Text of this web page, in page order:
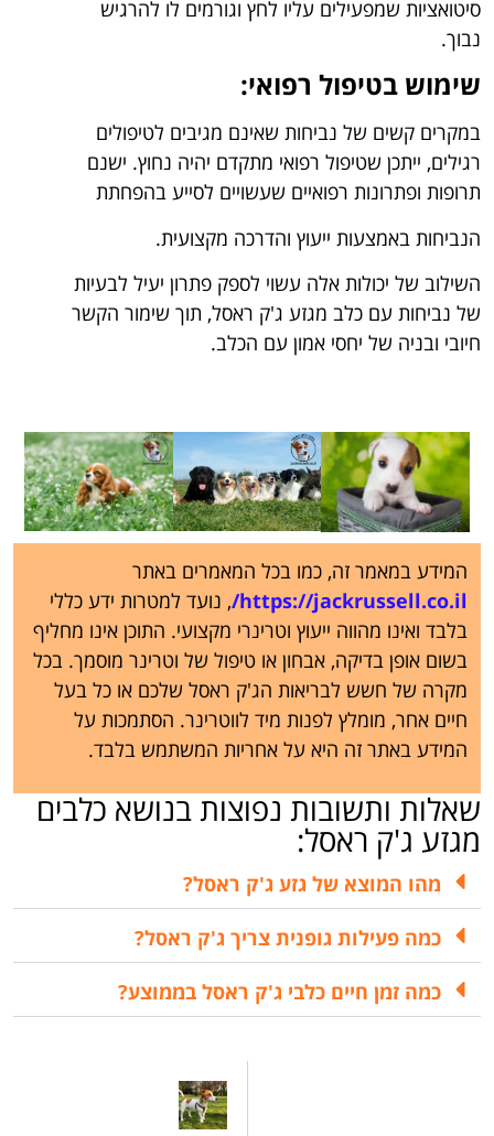
סיטואציות שמפעילים עליו לחץ וגורמים לו להרגיש
נבוך.
שימוש בטיפול רפואי:
במקרים קשים של נביחות שאינם מגיבים לטיפולים
רגילים, ייתכן שטיפול רפואי מתקדם יהיה נחוץ. ישנם
תרופות ופתרונות רפואיים שעשויים לסייע בהפחתת
הנביחות באמצעות ייעוץ והדרכה מקצועית.
השילוב של יכולות אלה עשוי לספק פתרון יעיל לבעיות
של נביחות עם כלב מגזע ג'ק ראסל, תוך שימור הקשר
חיובי ובניה של יחסי אמון עם הכלב.
המידע במאמר זה, כמו בכל המאמרים באתר
https://jackrussell.co.il/ , נועד למטרות ידע כללי
בלבד ואינו מהווה ייעוץ וטרינרי מקצועי. התוכן אינו מחליף
בשום אופן בדיקה, אבחון או טיפול של וטרינר מוסמך. בכל
מקרה של חשש לבריאות הג'ק ראסל שלכם או כל בעל
חיים אחר, מומלץ לפנות מיד לווטרינר. הסתמכות על
המידע באתר זה היא על אחריות המשתמש בלבד.
שאלות ותשובות נפוצות בנושא כלבים
מגזע ג'ק ראסל:
מהו המוצא של גזע ג'ק ראסל?
כמה פעילות גופנית צריך ג'ק ראסל?
כמה זמן חיים כלבי ג'ק ראסל בממוצע?